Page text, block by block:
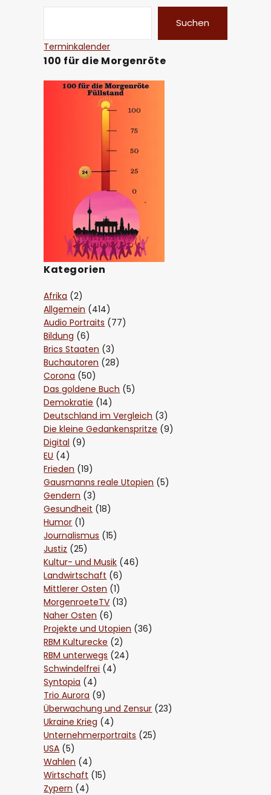
Suchen
Terminkalender
100 für die Morgenröte
Kategorien
Afrika (2)
Allgemein (414)
Audio Portraits (77)
Bildung (6)
Brics Staaten (3)
Buchautoren (28)
Corona (50)
Das goldene Buch (5)
Demokratie (14)
Deutschland im Vergleich (3)
Die kleine Gedankenspritze (9)
Digital (9)
EU (4)
Frieden (19)
Gausmanns reale Utopien (5)
Gendern (3)
Gesundheit (18)
Humor (1)
Journalismus (15)
Justiz (25)
Kultur- und Musik (46)
Landwirtschaft (6)
Mittlerer Osten (1)
MorgenroeteTV (13)
Naher Osten (6)
Projekte und Utopien (36)
RBM Kulturecke (2)
RBM unterwegs (24)
Schwindelfrei (4)
Syntopia (4)
Trio Aurora (9)
Überwachung und Zensur (23)
Ukraine Krieg (4)
Unternehmerportraits (25)
USA (5)
Wahlen (4)
Wirtschaft (15)
Zypern (4)